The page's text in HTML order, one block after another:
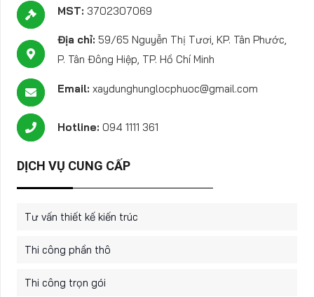
MST: 3702307069
Địa chỉ: 59/65 Nguyễn Thị Tươi, KP. Tân Phước,
P. Tân Đông Hiệp, TP. Hồ Chí Minh
Email: xaydunghunglocphuoc@gmail.com
Hotline:094 1111 361
DỊCH VỤ CUNG CẤP
Tư vấn thiết kế kiến trúc
Thi công phần thô
Thi công trọn gói